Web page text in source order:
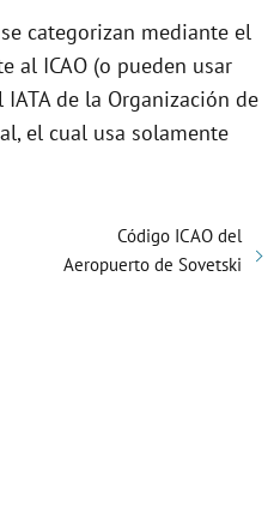
categorizan mediante el
al ICAO (o pueden usar
de la Organización de
el cual usa solamente
Código ICAO del
Aeropuerto de Sovetski